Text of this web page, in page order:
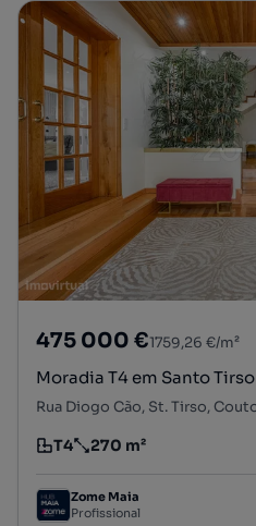
475 000 €1759,26 €/m²
Moradia T4 em Santo Tirso
Tipologia
T4
Preço por metro quadrado
270 m²
Zome Maia
Profissional